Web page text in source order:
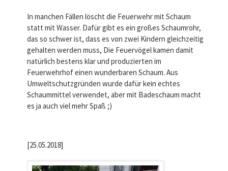
In manchen Fällen löscht die Feuerwehr mit Schaum
statt mit Wasser. Dafür gibt es ein großes Schaumrohr,
das so schwer ist, dass es von zwei Kindern gleichzeitig
gehalten werden muss, Die Feuervögel kamen damit
natürlich bestens klar und produzierten im
Feuerwehrhof einen wunderbaren Schaum. Aus
Umweltschutzgründen wurde dafür kein echtes
Schaummittel verwendet, aber mit Badeschaum macht
es ja auch viel mehr Spaß ;)
[25.05.2018]